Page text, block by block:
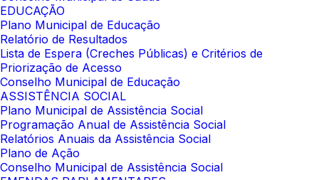
EDUCAÇÃO
Plano Municipal de Educação
Relatório de Resultados
Lista de Espera (Creches Públicas) e Critérios de
Priorização de Acesso
Conselho Municipal de Educação
ASSISTÊNCIA SOCIAL
Plano Municipal de Assistência Social
Programação Anual de Assistência Social
Relatórios Anuais da Assistência Social
Plano de Ação
Conselho Municipal de Assistência Social